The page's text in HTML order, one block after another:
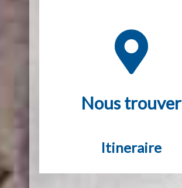
Nous trouver
Itineraire